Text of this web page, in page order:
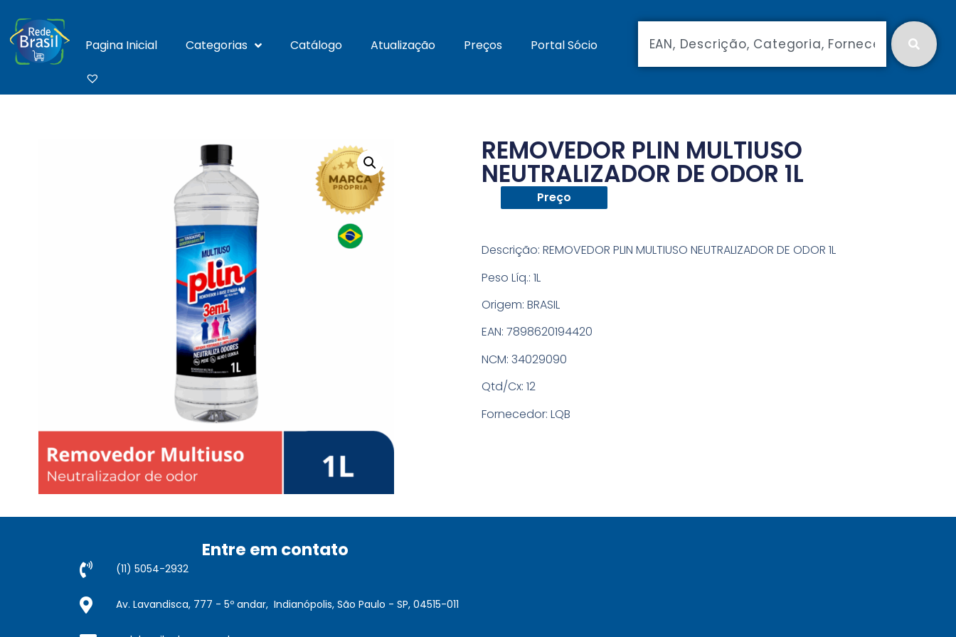
Pagina Inicial Categorias Catálogo Atualização Preços Portal Sócio
REMOVEDOR PLIN MULTIUSO
NEUTRALIZADOR DE ODOR 1L
Preço
Descrição: REMOVEDOR PLIN MULTIUSO NEUTRALIZADOR DE ODOR 1L
Peso Líq.: 1L
Origem: BRASIL
EAN: 7898620194420
NCM: 34029090
Qtd/Cx: 12
Fornecedor: LQB
Entre em contato
(11) 5054-2932​
Av. Lavandisca, 777 - 5º andar, Indianópolis, São Paulo - SP, 04515-011